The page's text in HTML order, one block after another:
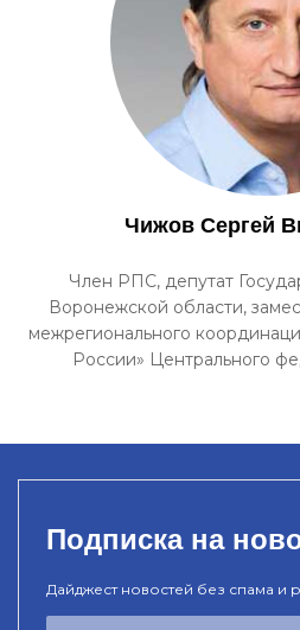
Чижов Сергей
Член РПС, депутат
Воронежской области,
межрегионального
России» Центрального
Подписка на
Дайджест новостей без спама и